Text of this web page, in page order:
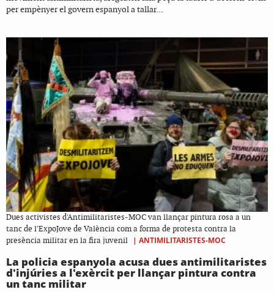
per empènyer el govern espanyol a tallar...
Dues activistes d'Antimilitaristes-MOC van llançar pintura rosa a un
tanc de l'ExpoJove de València com a forma de protesta contra la
presència militar en la fira juvenil
| ANTIMILITARISTES-MOC
La policia espanyola acusa dues antimilitaristes
d'injúries a l'exèrcit per llançar pintura contra
un tanc militar